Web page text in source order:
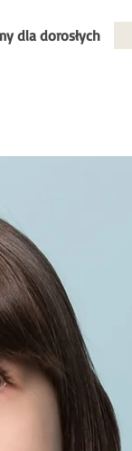
dla dorosłych